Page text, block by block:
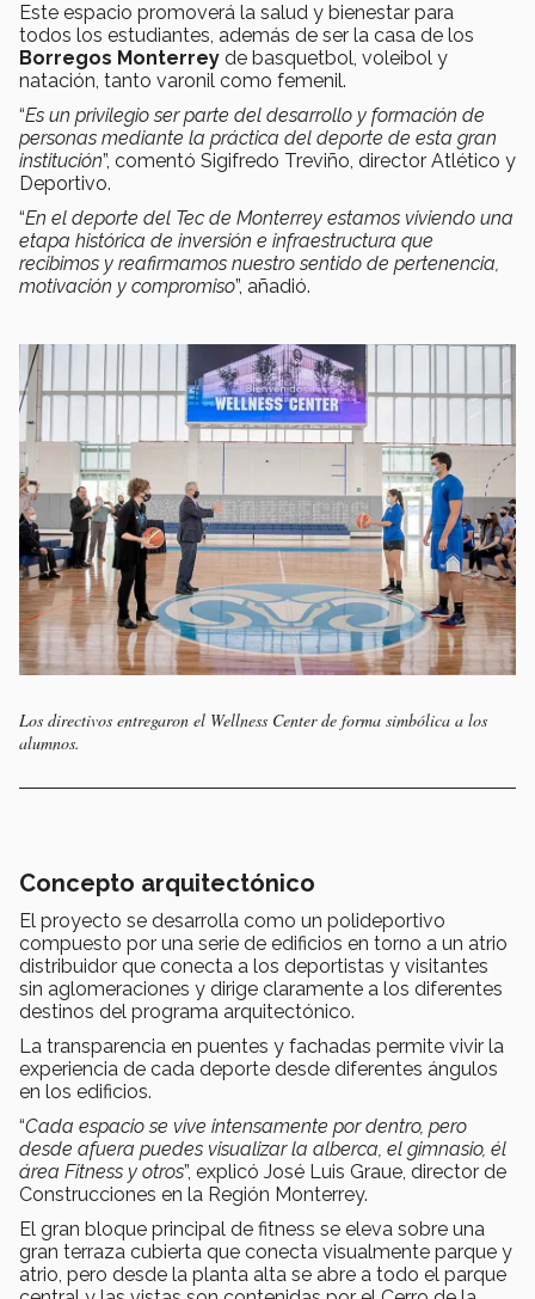
Este espacio promoverá la salud y bienestar para
todos los estudiantes, además de ser la casa de los
Borregos Monterrey de basquetbol, voleibol y
natación, tanto varonil como femenil.
“Es un privilegio ser parte del desarrollo y formación de
personas mediante la práctica del deporte de esta gran
institución”, comentó Sigifredo Treviño, director Atlético y
Deportivo.
“En el deporte del Tec de Monterrey estamos viviendo una
etapa histórica de inversión e infraestructura que
recibimos y reafirmamos nuestro sentido de pertenencia,
motivación y compromiso”, añadió.
Los directivos entregaron el Wellness Center de forma simbólica a los
alumnos.
Concepto arquitectónico
El proyecto se desarrolla como un polideportivo
compuesto por una serie de edificios en torno a un atrio
distribuidor que conecta a los deportistas y visitantes
sin aglomeraciones y dirige claramente a los diferentes
destinos del programa arquitectónico.
La transparencia en puentes y fachadas permite vivir la
experiencia de cada deporte desde diferentes ángulos
en los edificios.
“Cada espacio se vive intensamente por dentro, pero
desde afuera puedes visualizar la alberca, el gimnasio, él
área Fitness y otros”, explicó José Luis Graue, director de
Construcciones en la Región Monterrey.
El gran bloque principal de fitness se eleva sobre una
gran terraza cubierta que conecta visualmente parque y
atrio, pero desde la planta alta se abre a todo el parque